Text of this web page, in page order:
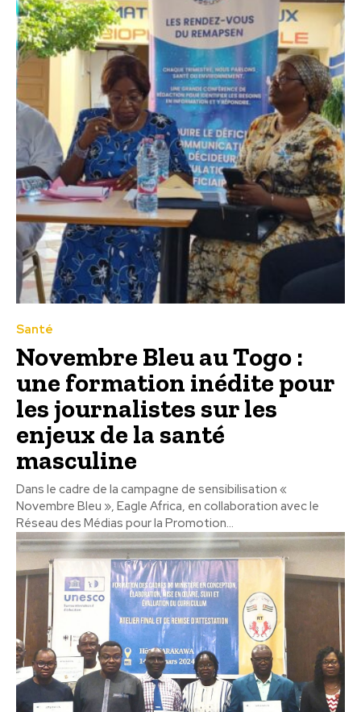
Santé
Novembre Bleu au Togo :
une formation inédite pour
les journalistes sur les
enjeux de la santé
masculine
Dans le cadre de la campagne de sensibilisation «
Novembre Bleu », Eagle Africa, en collaboration avec le
Réseau des Médias pour la Promotion...